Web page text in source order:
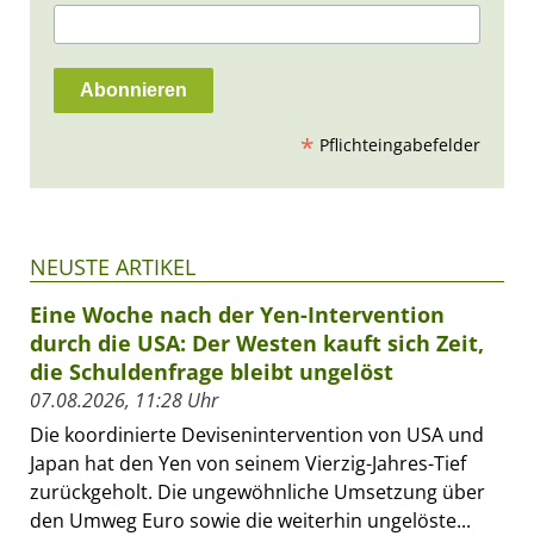
* Pflichteingabefelder
NEUSTE ARTIKEL
Eine Woche nach der Yen-Intervention
durch die USA: Der Westen kauft sich Zeit,
die Schuldenfrage bleibt ungelöst
07.08.2026, 11:28 Uhr
Die koordinierte Devisenintervention von USA und
Japan hat den Yen von seinem Vierzig-Jahres-Tief
zurückgeholt. Die ungewöhnliche Umsetzung über
den Umweg Euro sowie die weiterhin ungelöste...